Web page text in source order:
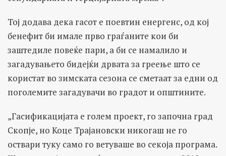
Тој додава дека гасот е поевтин енергенс, од кој
бенефит би имале прво граѓаните кои би
заштедиле повеќе пари, а би се намалило и
загадувањето бидејќи дрвата за греење што се
користат во зимската сезона се сметаат за едни од
поголемите загадувачи во градот и општините.
„Гасификацијата е голем проект, го започна град
Скопје, но Коце Трајановски никогаш не го
оствари туку само го ветуваше во секоја програма.